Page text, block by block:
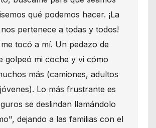
qué podemos hacer. ¡La
pertenece a todas y todos!
tocó a mí. Un pedazo de
golpeó mi coche y vi cómo
más (camiones, adultos
Lo más frustrante es
se deslindan llamándolo
dejando a las familias con el